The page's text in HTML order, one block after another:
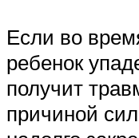
Если во
ребенок
получит
причиной